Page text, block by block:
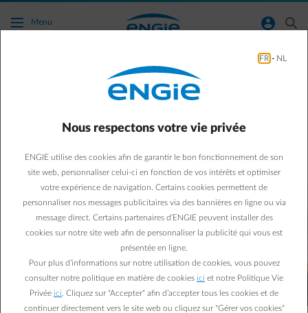
Accéder au contenu principal
Menu normal-account-circle search
Comment est calculé mon prix variable ?
Est-ce que vous suivez encore ?
Sur cette page, nous vous expliquons tout étape par étape.
FR - NL
Nous respectons votre vie privée
ENGIE utilise des cookies afin de garantir le bon fonctionnement de son
site web, personnaliser celui-ci en fonction de vos intérêts et optimiser
votre expérience de navigation. Certains cookies permettent de
personnaliser nos messages publicitaires via des bannières en ligne ou via
message direct. Certains partenaires d’ENGIE peuvent installer des
cookies sur notre site web afin de personnaliser la publicité qui vous est
présentée en ligne.
Pour plus d’informations sur notre utilisation de cookies, vous pouvez
consulter notre politique en matière de cookies ici et notre Politique Vie
Privée ici . Cliquez sur "Accepter" afin d’accepter tous les cookies et de
continuer directement vers le site web ou cliquez sur "Gérer vos cookies"